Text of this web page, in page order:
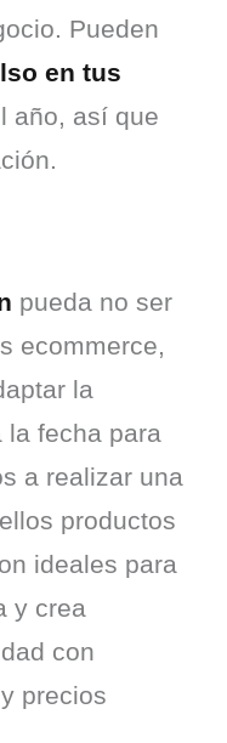
Pueden
en tus
año, así que
pueda no ser
ecommerce,
la
la fecha para
a realizar una
productos
ideales para
y crea
con
precios